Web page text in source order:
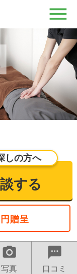
しの方へ
する
円贈呈
camera_alt
写真
sms
口コミ